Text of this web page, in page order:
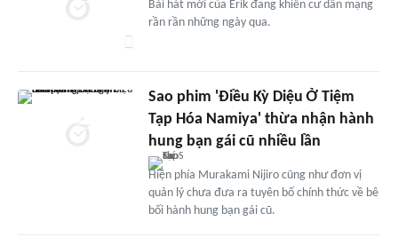
Bài hát mới của Erik đang khiến cư dân mạng
rần rần những ngày qua.
Sao phim 'Điều Kỳ Diệu Ở Tiệm
Tạp Hóa Namiya' thừa nhận hành
hung bạn gái cũ nhiều lần
Hiện phía Murakami Nijiro cũng như đơn vị
quản lý chưa đưa ra tuyên bố chính thức về bê
bối hành hung bạn gái cũ.